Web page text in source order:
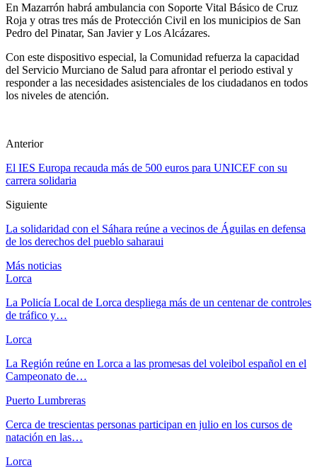
En Mazarrón habrá ambulancia con Soporte Vital Básico de Cruz
Roja y otras tres más de Protección Civil en los municipios de San
Pedro del Pinatar, San Javier y Los Alcázares.
Con este dispositivo especial, la Comunidad refuerza la capacidad
del Servicio Murciano de Salud para afrontar el periodo estival y
responder a las necesidades asistenciales de los ciudadanos en todos
los niveles de atención.
Anterior
El IES Europa recauda más de 500 euros para UNICEF con su
carrera solidaria
Siguiente
La solidaridad con el Sáhara reúne a vecinos de Águilas en defensa
de los derechos del pueblo saharaui
Más noticias
Lorca
La Policía Local de Lorca despliega más de un centenar de controles
de tráfico y…
Lorca
La Región reúne en Lorca a las promesas del voleibol español en el
Campeonato de…
Puerto Lumbreras
Cerca de trescientas personas participan en julio en los cursos de
natación en las…
Lorca